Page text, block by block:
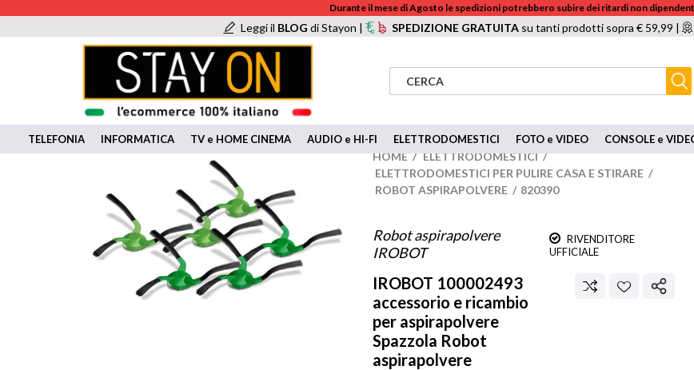
Durante il mese di Agosto le spedizioni potrebbero subire dei ritardi non
Leggi il BLOGdi Stayon | SPEDIZIONE GRATUITAsu tanti prodotti sopra € 59,99 |
TELEFONIA INFORMATICA TV e HOME CINEMA AUDIO e HI-FI ELETTRODOMESTICI FOTO e VIDEO CONSOLE e
HOME / ELETTRODOMESTICI /
ELETTRODOMESTICI PER PULIRE CASA E STIRARE /
ROBOT ASPIRAPOLVERE / 820390
Robot aspirapolvere
IROBOT
RIVENDITORE
UFFICIALE
IROBOT 100002493
accessorio e ricambio
per aspirapolvere
Spazzola Robot
aspirapolvere